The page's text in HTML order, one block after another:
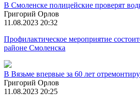
В Смоленске полицейские проверят
Григорий Орлов
11.08.2023 20:32
Профилактическое мероприятие
районе Смоленска
В Вязьме впервые за 60 лет
Григорий Орлов
11.08.2023 20:25